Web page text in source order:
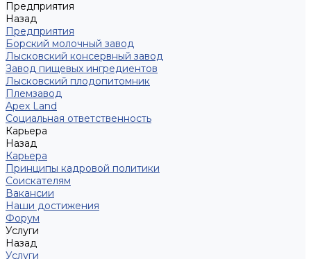
Предприятия
Назад
Предприятия
Борский молочный завод
Лысковский консервный завод
Завод пищевых ингредиентов
Лысковский плодопитомник
Племзавод
Apex Land
Социальная ответственность
Карьера
Назад
Карьера
Принципы кадровой политики
Соискателям
Вакансии
Наши достижения
Форум
Услуги
Назад
Услуги